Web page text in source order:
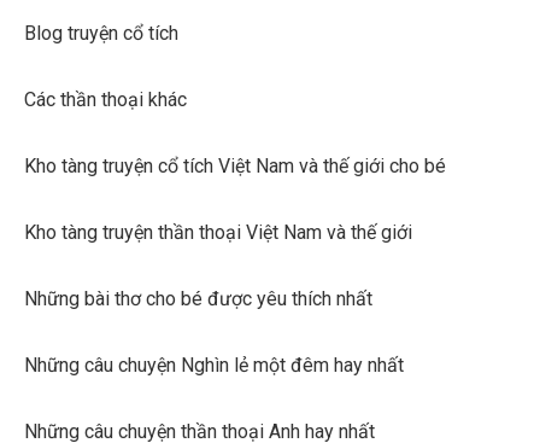
Blog truyện cổ tích
Các thần thoại khác
Kho tàng truyện cổ tích Việt Nam và thế giới cho bé
Kho tàng truyện thần thoại Việt Nam và thế giới
Những bài thơ cho bé được yêu thích nhất
Những câu chuyện Nghìn lẻ một đêm hay nhất
Những câu chuyện thần thoại Anh hay nhất